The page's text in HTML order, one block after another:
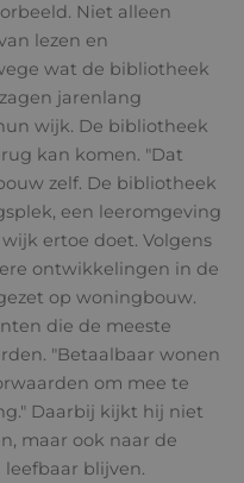
Niet alleen
lezen en
wat de bibliotheek
jarenlang
wijk. De bibliotheek
kan komen. "Dat
zelf. De bibliotheek
een leeromgeving
ertoe doet. Volgens
ontwikkelingen in de
op woningbouw.
die de meeste
"Betaalbaar wonen
om mee te
Daarbij kijkt hij niet
maar ook naar de
blijven.